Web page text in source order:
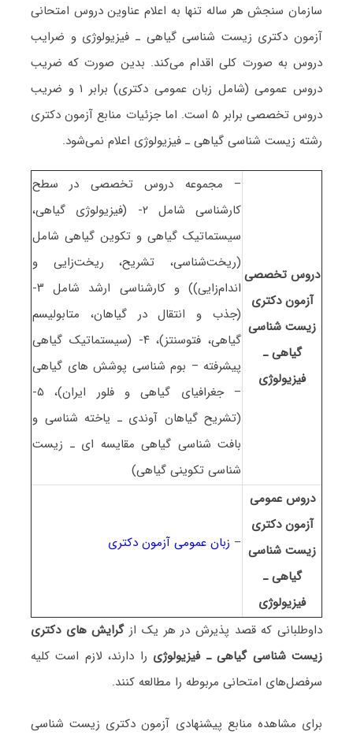
سازمان سنجش هر ساله تنها به اعلام عناوین دروس امتحانی
آزمون دکتری زیست شناسی ﮔﻴﺎهی ـ ﻓﻴﺰﻳﻮﻟﻮژی و ضرایب
دروس به صورت کلی اقدام می‌کند. بدین صورت که ضریب
دروس عمومی (شامل زبان عمومی دکتری) برابر ۱ و ضریب
دروس تخصصی برابر ۵ است. اما جزئیات منابع آزمون دکتری
رشته زیست شناسی ﮔﻴﺎهی ـ ﻓﻴﺰﻳﻮﻟﻮژی اعلام نمی‌شود.
دروس تخصصی
آزمون دکتری
زیست شناسی
ﮔﻴﺎهی ـ
ﻓﻴﺰﻳﻮﻟﻮژی
– مجموعه دروس تخصصی در سطح
کارشناسی شامل ۲- (فیزیولوژی گیاهی،
سیستماتیک گیاهی و تکوین گیاهی شامل
(ریخت‌شناسی، تشریح، ریخت‌زایی و
اندام‌زایی)) و کارشناسی ارشد شامل ۳-
(جذب و انتقال در گیاهان، متابولیسم
گیاهی، فتوسنتز)، ۴- (سیستماتیک گیاهی
پیشرفته – بوم شناسی پوشش های گیاهی
– جغرافیای گیاهی و فلور ایران)، ۵-
(تشریح گیاهان آوندی ـ یاخته شناسی و
بافت شناسی گیاهی مقایسه ای ـ زیست
شناسی تکوینی گیاهی)
دروس عمومی
آزمون دکتری
زیست شناسی
ﮔﻴﺎهی ـ
ﻓﻴﺰﻳﻮﻟﻮژی
– زبان عمومی آزمون دکتری
داوطلبانی که قصد پذیرش در هر یک از گرایش های دکتری
زیست شناسی ﮔﻴﺎهی ـ ﻓﻴﺰﻳﻮﻟﻮژی را دارند، لازم است کلیه
سرفصل‌های امتحانی مربوطه را مطالعه کنند.
برای مشاهده منابع پیشنهادی آزمون دکتری زیست شناسی